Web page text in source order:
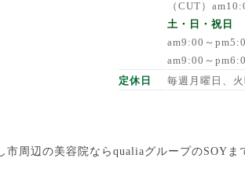
（CUT）
土・日・祝日
am9:00～
am9:00～
定休日
毎週月曜日、
市周辺の美容院ならqualiaグループのSOY